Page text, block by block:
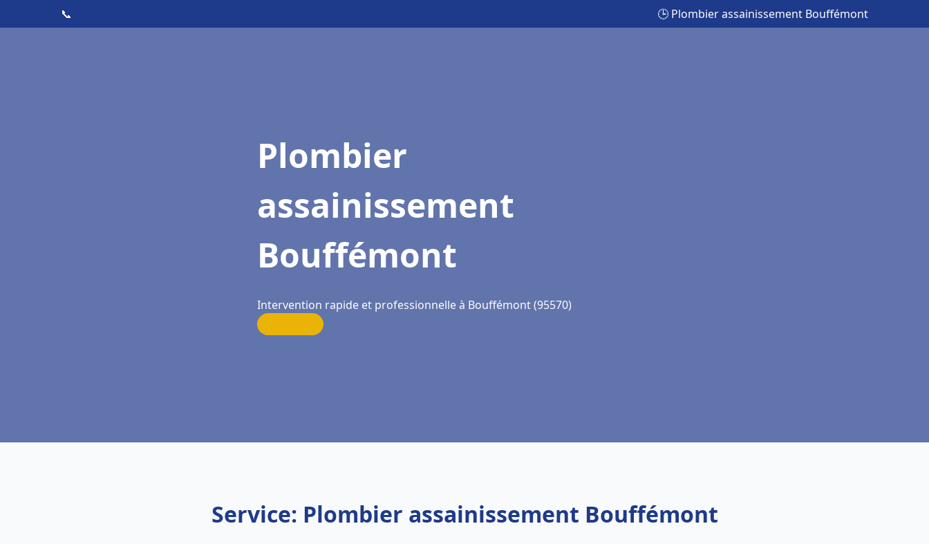
📞 🕒 Plombier assainissement Bouffémont
Plombier
assainissement
Bouffémont
Intervention rapide et professionnelle à Bouffémont (95570)
Service: Plombier assainissement Bouffémont